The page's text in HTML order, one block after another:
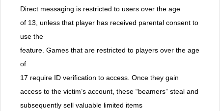
Direct messaging is restricted to users over the age
of 13, unless that player has received parental consent to
use the
feature. Games that are restricted to players over the age
of
17 require ID verification to access. Once they gain
access to the victim’s account, these “beamers” steal and
subsequently sell valuable limited items